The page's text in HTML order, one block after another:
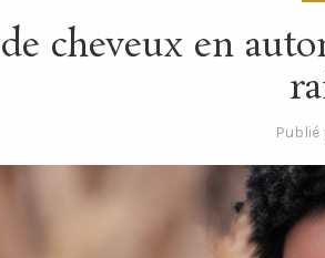
cheveux en
Publié